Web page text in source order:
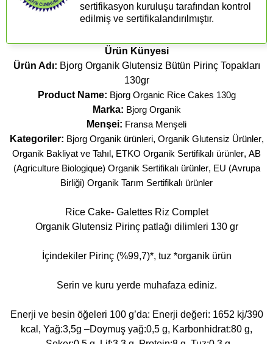
sertifikasyon kuruluşu tarafından kontrol
edilmiş ve sertifikalandırılmıştır.
Ürün Künyesi
Ürün Adı: Bjorg Organik Glutensiz Bütün Pirinç Topakları
130gr
Product Name: Bjorg Organic Rice Cakes 130g
Marka: Bjorg Organik
Menşei: Fransa Menşeli
Kategoriler: Bjorg Organik ürünleri, Organik Glutensiz Ürünler,
Organik Bakliyat ve Tahıl, ETKO Organik Sertifikalı ürünler, AB
(Agriculture Biologique) Organik Sertifikalı ürünler, EU (Avrupa
Birliği) Organik Tarım Sertifikalı ürünler
Rice Cake- Galettes Riz Complet
Organik Glutensiz Pirinç patlağı dilimleri 130 gr
İçindekiler Pirinç (%99,7)*, tuz *organik ürün
Serin ve kuru yerde muhafaza ediniz.
Enerji ve besin öğeleri 100 g’da: Enerji değeri: 1652 kj/390
kcal, Yağ:3,5g –Doymuş yağ:0,5 g, Karbonhidrat:80 g,